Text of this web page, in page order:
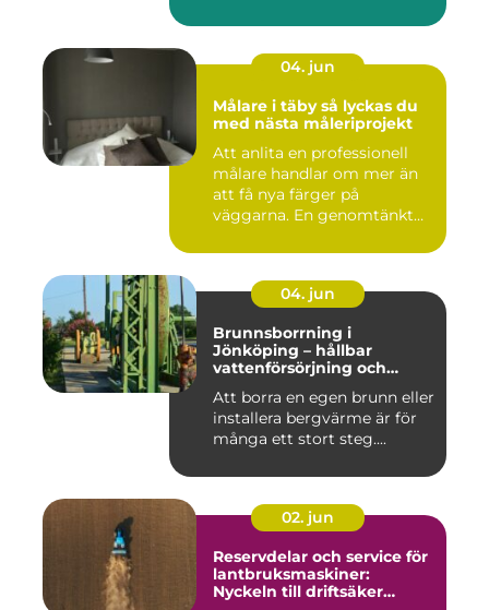
04. jun
Målare i täby så lyckas du
med nästa måleriprojekt
Att anlita en professionell
målare handlar om mer än
att få nya färger på
väggarna. En genomtänkt
04. jun
Brunnsborrning i
Jönköping – hållbar
vattenförsörjning och
Att borra en egen brunn eller
installera bergvärme är för
många ett stort steg....
02. jun
Reservdelar och service för
lantbruksmaskiner:
Nyckeln till driftsäker